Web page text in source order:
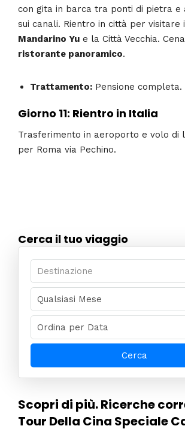
con gita in barca tra ponti di pietra e
sui canali. Rientro in città per visitare
Mandarino Yu e la Città Vecchia.
ristorante panoramico.
Trattamento: Pensione completa.
Giorno 11: Rientro in Italia
Trasferimento in aeroporto e volo di
per Roma via Pechino.